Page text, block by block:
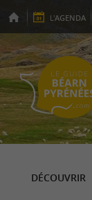
L'AGENDA
DÉCOUVRIR